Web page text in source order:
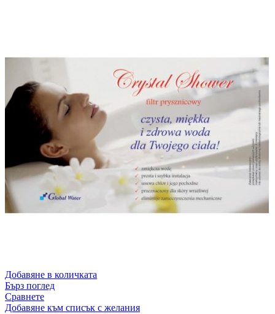
Добавяне в количката
Бърз поглед
Сравнете
Добавяне към списък с желания